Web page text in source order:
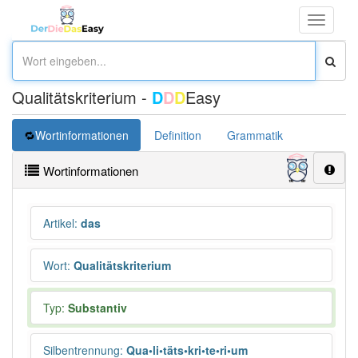
Toggle
Qualitätskriterium - DDDEasy
Wortinformationen Definition Grammatik
Wortinformationen
Artikel: das
Wort: Qualitätskriterium
Typ: Substantiv
Silbentrennung: Qua•li•täts•kri•te•ri•um